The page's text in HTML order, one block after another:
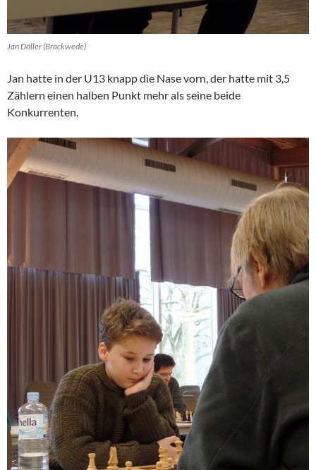
Jan Döller (Brackwede)
Jan hatte in der U13 knapp die Nase vorn, der hatte mit 3,5
Zählern einen halben Punkt mehr als seine beide
Konkurrenten.